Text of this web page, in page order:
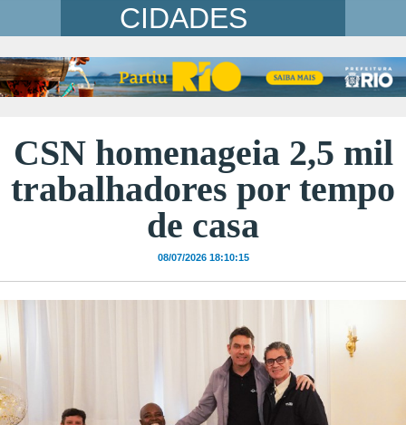
CIDADES
CSN homenageia 2,5 mil
trabalhadores por tempo
de casa
08/07/2026 18:10:15